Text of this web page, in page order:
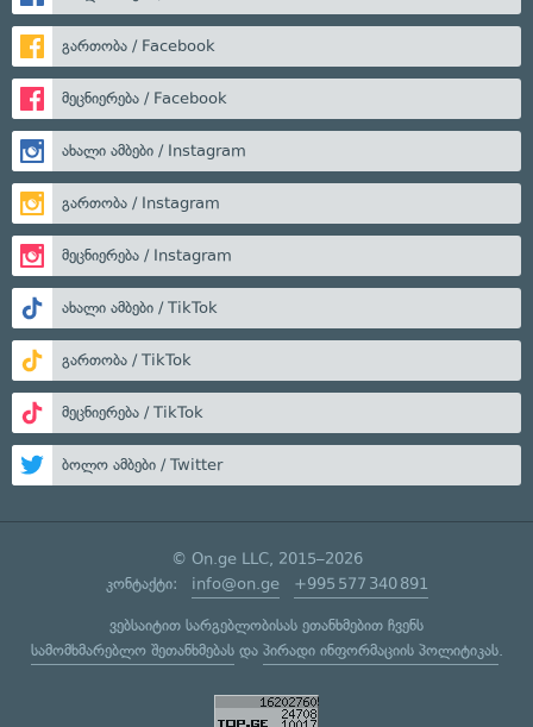
გართობა / Facebook
მეცნიერება / Facebook
ახალი ამბები / Instagram
გართობა / Instagram
მეცნიერება / Instagram
ახალი ამბები / TikTok
გართობა / TikTok
მეცნიერება / TikTok
ბოლო ამბები / Twitter
© On.ge LLC, 2015–2026
კონტაქტი: info@on.ge +995 577 340 891
ვებსაიტით სარგებლობისას ეთანხმებით ჩვენს
სამომხმარებლო შეთანხმებასდა პირადი ინფორმაციის პოლიტიკას.